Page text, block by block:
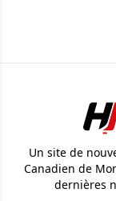
Un site de
Canadien de
dernières